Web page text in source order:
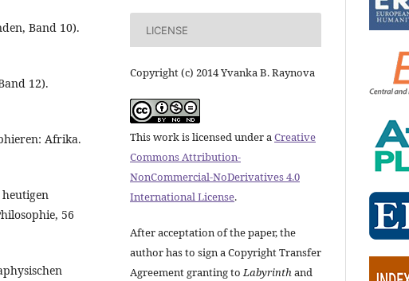
Band 10).
12).
Afrika.
56
LICENSE
Copyright (c) 2014 Yvanka B. Raynova
This work is licensed under aCreative
Commons Attribution-
NonCommercial-NoDerivatives 4.0
International License.
After acceptation of the paper, the
author has to sign a Copyright Transfer
Agreement granting toLabyrinthand